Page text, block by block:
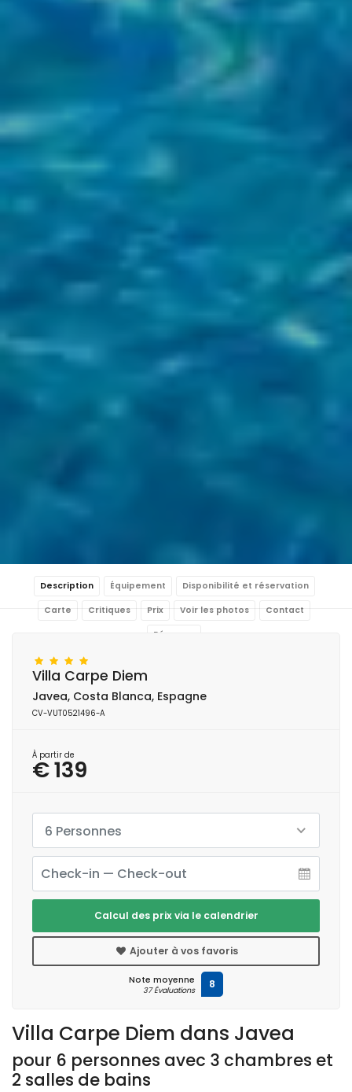
Description Équipement Disponibilité et réservation
Carte Critiques Prix Voir les photos Contact
Réserver
Villa Carpe Diem dans Javea
pour 6 personnes avec 3 chambres et
2 salles de bains
Villa Carpe Diem
Javea, Costa Blanca, Espagne
CV-VUT0521496-A
À partir de
€ 139
6 Personnes
Calcul des prix via le calendrier
Ajouter à vos favoris
Note moyenne
37 Évaluations 8